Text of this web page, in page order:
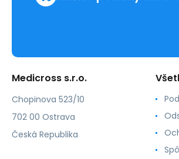
Medicross s.r.o.
Chopinova 523/10
702 00 Ostrava
Česká Republika